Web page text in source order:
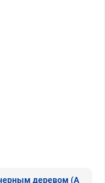
деревом (А